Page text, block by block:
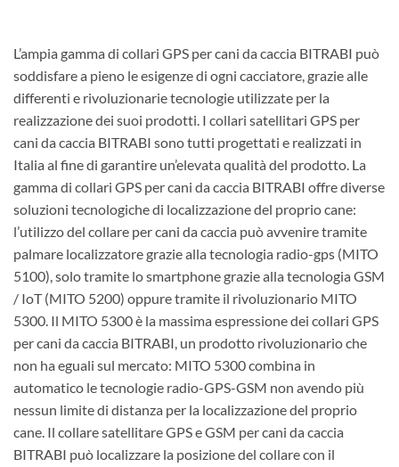
L’ampia gamma di collari GPS per cani da caccia BITRABI può
soddisfare a pieno le esigenze di ogni cacciatore, grazie alle
differenti e rivoluzionarie tecnologie utilizzate per la
realizzazione dei suoi prodotti. I collari satellitari GPS per
cani da caccia BITRABI sono tutti progettati e realizzati in
Italia al fine di garantire un’elevata qualità del prodotto. La
gamma di collari GPS per cani da caccia BITRABI offre diverse
soluzioni tecnologiche di localizzazione del proprio cane:
l’utilizzo del collare per cani da caccia può avvenire tramite
palmare localizzatore grazie alla tecnologia radio-gps (MITO
5100), solo tramite lo smartphone grazie alla tecnologia GSM
/ IoT (MITO 5200) oppure tramite il rivoluzionario MITO
5300. Il MITO 5300 è la massima espressione dei collari GPS
per cani da caccia BITRABI, un prodotto rivoluzionario che
non ha eguali sul mercato: MITO 5300 combina in
automatico le tecnologie radio-GPS-GSM non avendo più
nessun limite di distanza per la localizzazione del proprio
cane. Il collare satellitare GPS e GSM per cani da caccia
BITRABI può localizzare la posizione del collare con il